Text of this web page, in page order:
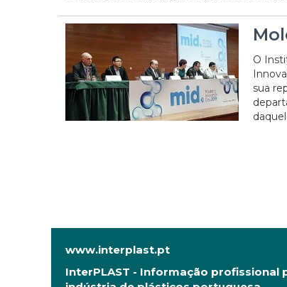
O
sua
www.interplast.pt
InterPLAST - Informação profissional